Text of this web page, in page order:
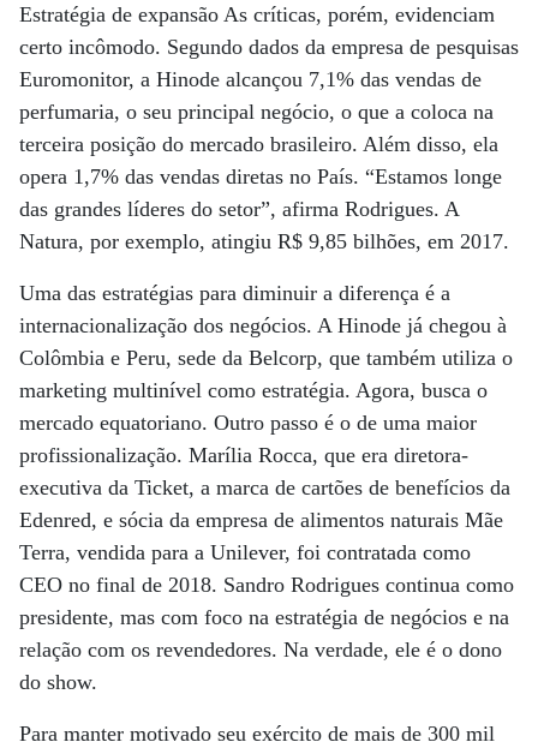
Estratégia de expansão As críticas, porém, evidenciam
certo incômodo. Segundo dados da empresa de pesquisas
Euromonitor, a Hinode alcançou 7,1% das vendas de
perfumaria, o seu principal negócio, o que a coloca na
terceira posição do mercado brasileiro. Além disso, ela
opera 1,7% das vendas diretas no País. “Estamos longe
das grandes líderes do setor”, afirma Rodrigues. A
Natura, por exemplo, atingiu R$ 9,85 bilhões, em 2017.
Uma das estratégias para diminuir a diferença é a
internacionalização dos negócios. A Hinode já chegou à
Colômbia e Peru, sede da Belcorp, que também utiliza o
marketing multinível como estratégia. Agora, busca o
mercado equatoriano. Outro passo é o de uma maior
profissionalização. Marília Rocca, que era diretora-
executiva da Ticket, a marca de cartões de benefícios da
Edenred, e sócia da empresa de alimentos naturais Mãe
Terra, vendida para a Unilever, foi contratada como
CEO no final de 2018. Sandro Rodrigues continua como
presidente, mas com foco na estratégia de negócios e na
relação com os revendedores. Na verdade, ele é o dono
do show.
Para manter motivado seu exército de mais de 300 mil